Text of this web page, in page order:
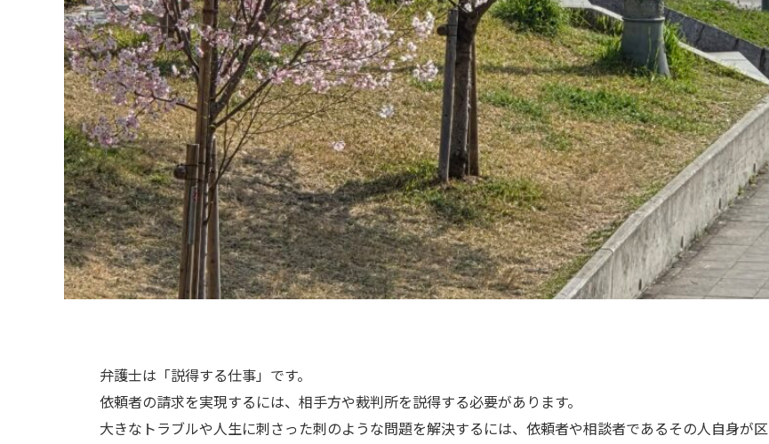
弁護士は「説得する仕事」です。
依頼者の請求を実現するには、相手方や裁判所を説得する必要があります。
大きなトラブルや人生に刺さった刺のような問題を解決するには、依頼者や相談者であるその人自身が区